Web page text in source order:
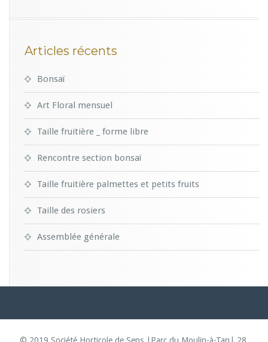
Articles récents
Bonsaï
Art Floral mensuel
Taille fruitière _ forme libre
Rencontre section bonsaï
Taille fruitière palmettes et petits fruits
Taille des rosiers
Assemblée générale